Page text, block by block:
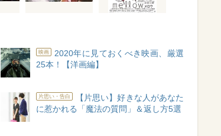
映画
2020年に見ておくべき映画、厳選
25本！【洋画編】
片思い・告白
【片思い】好きな人があなた
に惹かれる「魔法の質問」＆返し方5選